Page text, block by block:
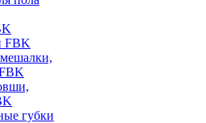
FBK
губки